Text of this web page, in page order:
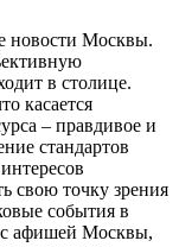
новости Москвы.
в столице.
касается
– правдивое и
стандартов
свою точку зрения
события в
с афишей Москвы,